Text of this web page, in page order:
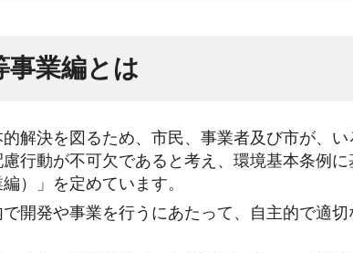
事業編とは
解決を図るため、市民、事業者及び市が、
行動が不可欠であると考え、環境基本条例
）」を定めています。
開発や事業を行うにあたって、自主的で適